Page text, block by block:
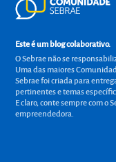
Este é um blog colaborativo.
O Sebrae não se
Uma das maiores
Sebrae foi criada para
pertinentes e temas
E claro, conte sempre com o
empreendedora.